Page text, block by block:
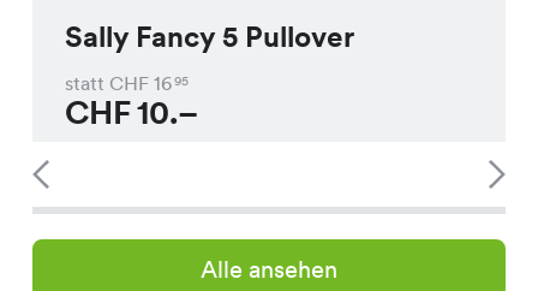
Sally Fancy 5 Pullover
statt CHF 1695
CHF10.–
Alle ansehen